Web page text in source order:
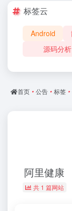
标签云
Android
源码分析
首页 • 公告 • 标签 •
阿里健康
共 1 篇网站